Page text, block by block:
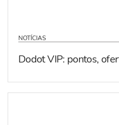
NOTÍCIAS
Dodot VIP: pontos,